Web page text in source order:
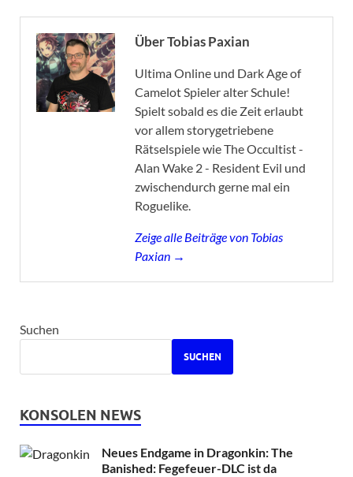
Über Tobias Paxian
Ultima Online und Dark Age of
Camelot Spieler alter Schule!
Spielt sobald es die Zeit erlaubt
vor allem storygetriebene
Rätselspiele wie The Occultist -
Alan Wake 2 - Resident Evil und
zwischendurch gerne mal ein
Roguelike.
Zeige alle Beiträge von Tobias
Paxian →
Suchen
SUCHEN
KONSOLEN NEWS
Neues Endgame in Dragonkin: The
Banished: Fegefeuer-DLC ist da